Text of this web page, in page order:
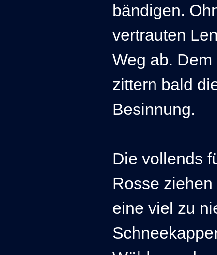
bändigen.
vertrauten
Weg ab.
zittern bald
Besinnung.
Die vollends
Rosse
eine viel zu